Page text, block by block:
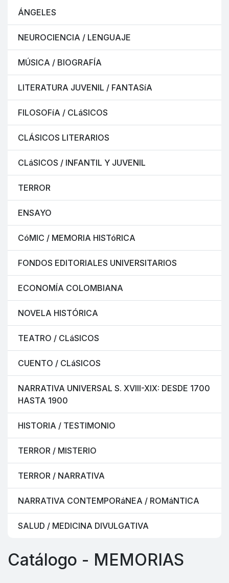
ÁNGELES
NEUROCIENCIA / LENGUAJE
MÚSICA / BIOGRAFÍA
LITERATURA JUVENIL / FANTASíA
FILOSOFíA / CLáSICOS
CLÁSICOS LITERARIOS
CLáSICOS / INFANTIL Y JUVENIL
TERROR
ENSAYO
CóMIC / MEMORIA HISTóRICA
FONDOS EDITORIALES UNIVERSITARIOS
ECONOMÍA COLOMBIANA
NOVELA HISTÓRICA
TEATRO / CLáSICOS
CUENTO / CLáSICOS
NARRATIVA UNIVERSAL S. XVIII-XIX: DESDE 1700
HASTA 1900
HISTORIA / TESTIMONIO
TERROR / MISTERIO
TERROR / NARRATIVA
NARRATIVA CONTEMPORáNEA / ROMáNTICA
SALUD / MEDICINA DIVULGATIVA
Catálogo - MEMORIAS